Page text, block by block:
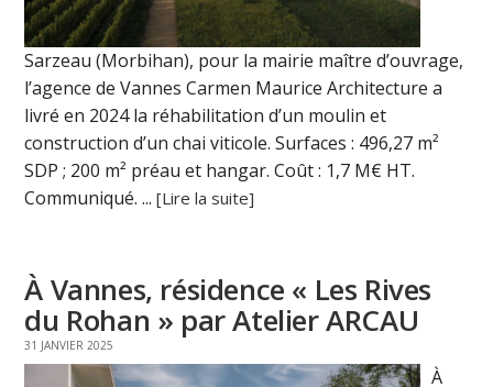
Sarzeau (Morbihan), pour la mairie maître d’ouvrage,
l’agence de Vannes Carmen Maurice Architecture a
livré en 2024 la réhabilitation d’un moulin et
construction d’un chai viticole. Surfaces : 496,27 m²
SDP ; 200 m² préau et hangar. Coût : 1,7 M€ HT.
Communiqué. ...[Lire la suite]
À Vannes, résidence « Les Rives
du Rohan » par Atelier ARCAU
31 JANVIER 2025
À